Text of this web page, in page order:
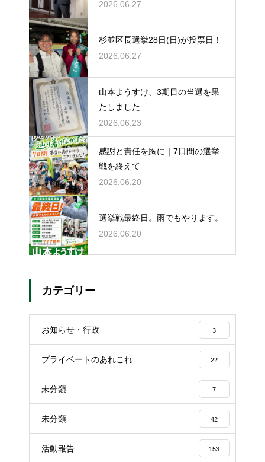
2026.06.27
杉並区長選挙28日(日)が投票日！
2026.06.27
山本ようすけ、3期目の当選を果
たしました
2026.06.23
感謝と責任を胸に｜7日間の選挙
戦を終えて
2026.06.20
選挙戦最終日。雨でもやります。
2026.06.20
カテゴリー
お知らせ・行政 3
プライベートのあれこれ 22
未分類 7
未分類 42
活動報告 153